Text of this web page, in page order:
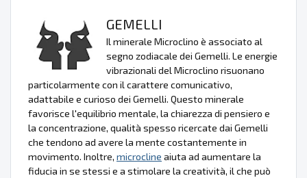
GEMELLI
Il minerale Microclino è associato al
segno zodiacale dei Gemelli. Le energie
vibrazionali del Microclino risuonano
particolarmente con il carattere comunicativo,
adattabile e curioso dei Gemelli. Questo minerale
favorisce l'equilibrio mentale, la chiarezza di pensiero e
la concentrazione, qualità spesso ricercate dai Gemelli
che tendono ad avere la mente costantemente in
movimento. Inoltre, microcline aiuta ad aumentare la
fiducia in se stessi e a stimolare la creatività, il che può